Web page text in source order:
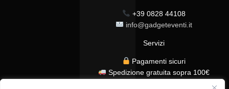
+39 0828 44108
info@gadgeteventi.it
Servizi
Pagamenti sicuri
Spedizione gratuita sopra 100€